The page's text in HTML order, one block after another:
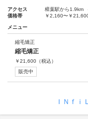
アクセス
樟葉駅から1.9km
価格帯
￥2,160〜￥
メニュー
縮毛矯正
縮毛矯正
￥21,600 （税込）
販売中
ＩＮｆｉ